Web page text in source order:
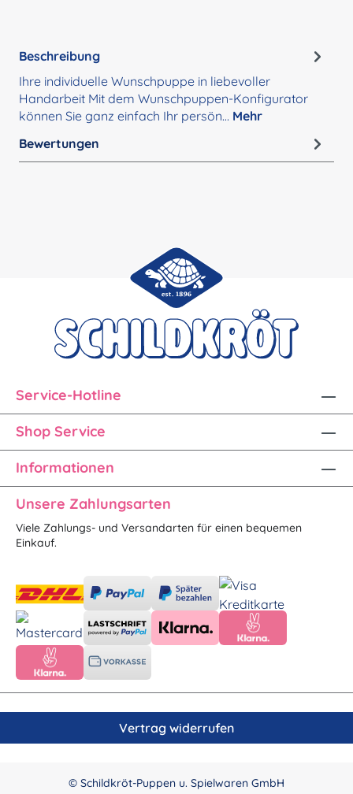
Beschreibung
Ihre individuelle Wunschpuppe in liebevoller
Handarbeit Mit dem Wunschpuppen-Konfigurator
können Sie ganz einfach Ihr persön… Mehr
Bewertungen
Service-Hotline
Shop Service
Informationen
Unsere Zahlungsarten
Viele Zahlungs- und Versandarten für einen bequemen
Einkauf.
Vertrag widerrufen
© Schildkröt-Puppen u. Spielwaren GmbH